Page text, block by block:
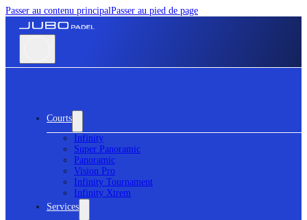
Passer au contenu principalPasser au pied de page
Courts
Infinity
Super Panoramic
Panoramic
Vision Pro
Infinity Tournament
Infinity Xtrem
Services